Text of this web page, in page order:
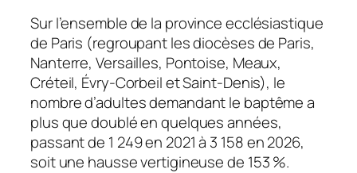
Sur l’ensemble de la province ecclésiastique
de Paris (regroupant les diocèses de Paris,
Nanterre, Versailles, Pontoise, Meaux,
Créteil, Évry-Corbeil et Saint-Denis), le
nombre d’adultes demandant le baptême a
plus que doublé en quelques années,
passant de 1 249 en 2021 à 3 158 en 2026,
soit une hausse vertigineuse de 153 %.